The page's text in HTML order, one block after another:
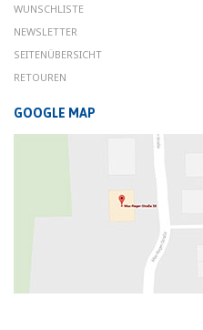
WUNSCHLISTE
NEWSLETTER
SEITENÜBERSICHT
RETOUREN
GOOGLE MAP